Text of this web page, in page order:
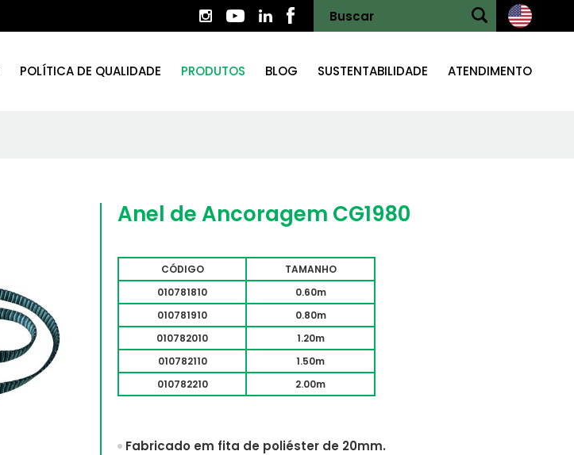
POLÍTICA DE QUALIDADE PRODUTOS BLOG SUSTENTABILIDADE ATENDIMENTO
Anel de Ancoragem CG1980
CÓDIGO
TAMANHO
010781810
0.60m
010781910
0.80m
010782010
1.20m
010782110
1.50m
010782210
2.00m
Fabricado em fita de poliéster de 20mm.